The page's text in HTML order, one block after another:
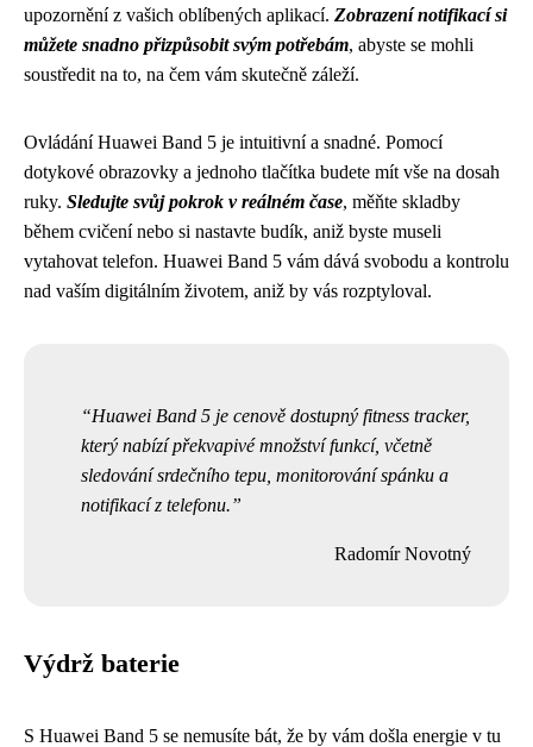
upozornění z vašich oblíbených aplikací. Zobrazení notifikací si
můžete snadno přizpůsobit svým potřebám, abyste se mohli
soustředit na to, na čem vám skutečně záleží.
Ovládání Huawei Band 5 je intuitivní a snadné. Pomocí
dotykové obrazovky a jednoho tlačítka budete mít vše na dosah
ruky. Sledujte svůj pokrok v reálném čase, měňte skladby
během cvičení nebo si nastavte budík, aniž byste museli
vytahovat telefon. Huawei Band 5 vám dává svobodu a kontrolu
nad vaším digitálním životem, aniž by vás rozptyloval.
Huawei Band 5 je cenově dostupný fitness tracker,
který nabízí překvapivé množství funkcí, včetně
sledování srdečního tepu, monitorování spánku a
notifikací z telefonu.
Radomír Novotný
Výdrž baterie
S Huawei Band 5 se nemusíte bát, že by vám došla energie v tu